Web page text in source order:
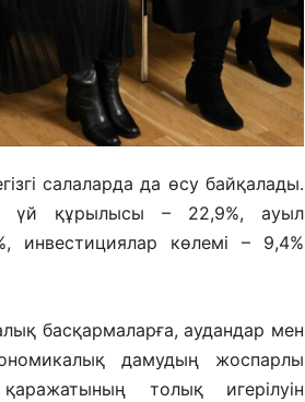
салаларда да өсу байқалады.
үй құрылысы – 22,9%, ауыл
инвестициялар көлемі – 9,4%
басқармаларға, аудандар мен
дамудың жоспарлы
толық игерілуін